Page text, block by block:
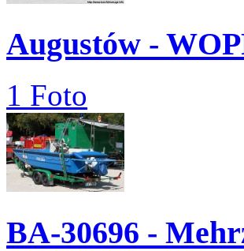
Augustów -
1 Foto
BA-30696 -